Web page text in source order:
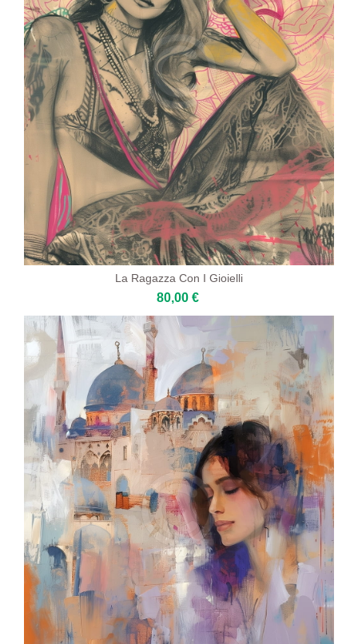
La Ragazza Con I Gioielli
80,00 €